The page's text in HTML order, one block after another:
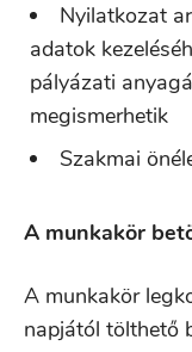
Nyilatkozat
adatok
pályázati
megismerhetik
Szakmai
A munkakör
A munkakör
napjától tölthető